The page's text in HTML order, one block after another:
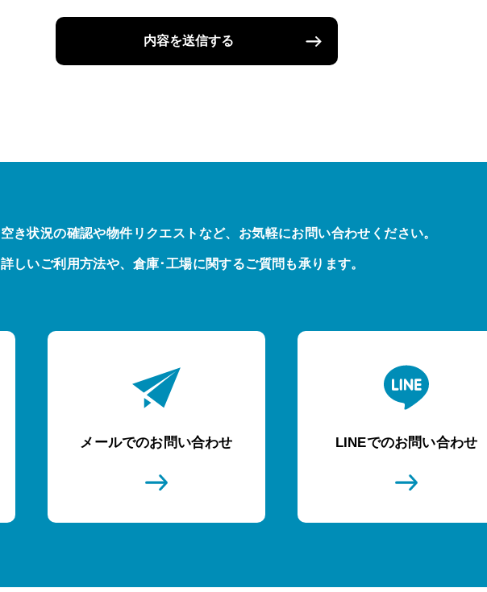
内容を送信する
空き状況の確認や物件リクエストなど、お気軽にお問い合わせください。
詳しいご利用方法や、倉庫･工場に関するご質問も承ります。
メールでのお問い合わせ LINEでのお問い合わせ